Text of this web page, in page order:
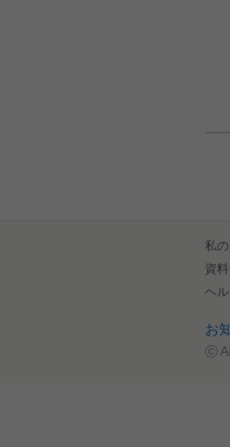
私
資
ヘル
お
ⓒ